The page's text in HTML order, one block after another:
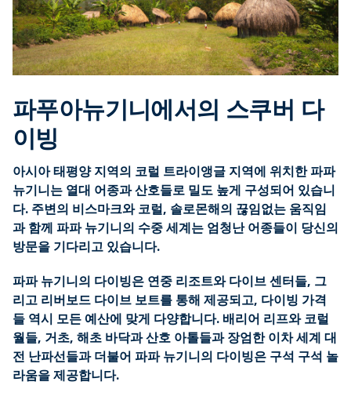
파푸아뉴기니에서의 스쿠버 다
이빙
아시아 태평양 지역의 코럴 트라이앵글 지역에 위치한 파파
뉴기니는 열대 어종과 산호들로 밀도 높게 구성되어 있습니
다. 주변의 비스마크와 코럴, 솔로몬해의 끊임없는 움직임
과 함께 파파 뉴기니의 수중 세계는 엄청난 어종들이 당신의
방문을 기다리고 있습니다.
파파 뉴기니의 다이빙은 연중 리조트와 다이브 센터들, 그
리고 리버보드 다이브 보트를 통해 제공되고, 다이빙 가격
들 역시 모든 예산에 맞게 다양합니다. 배리어 리프와 코럴
월들, 거초, 해초 바닥과 산호 아톨들과 장엄한 이차 세계 대
전 난파선들과 더불어 파파 뉴기니의 다이빙은 구석 구석 놀
라움을 제공합니다.